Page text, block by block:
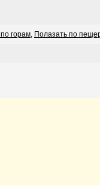
горам Полазать по